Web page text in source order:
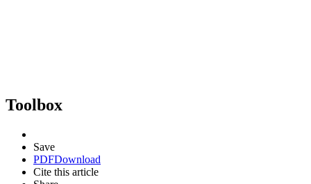
Toolbox
Save
PDFDownload
Cite this article